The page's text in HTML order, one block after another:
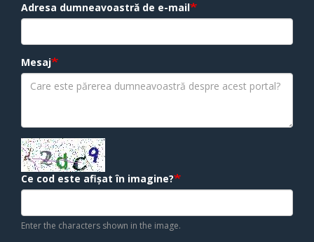
Adresa dumneavoastră de e-mail
Mesaj
Ce cod este afișat în imagine?
Enter the characters shown in the image.